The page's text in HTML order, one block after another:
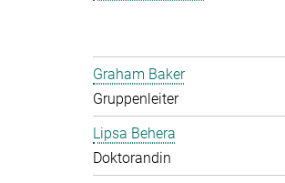
Graham Baker
Gruppenleiter
Lipsa Behera
Doktorandin